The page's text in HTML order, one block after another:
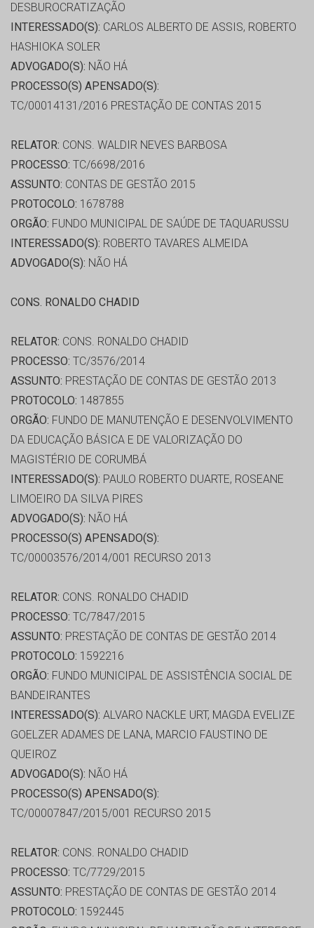
DESBUROCRATIZAÇÃO
INTERESSADO(S): CARLOS ALBERTO DE ASSIS, ROBERTO
HASHIOKA SOLER
ADVOGADO(S): NÃO HÁ
PROCESSO(S) APENSADO(S):
TC/00014131/2016 PRESTAÇÃO DE CONTAS 2015
RELATOR: CONS. WALDIR NEVES BARBOSA
PROCESSO: TC/6698/2016
ASSUNTO: CONTAS DE GESTÃO 2015
PROTOCOLO: 1678788
ORGÃO: FUNDO MUNICIPAL DE SAÚDE DE TAQUARUSSU
INTERESSADO(S): ROBERTO TAVARES ALMEIDA
ADVOGADO(S): NÃO HÁ
CONS. RONALDO CHADID
RELATOR: CONS. RONALDO CHADID
PROCESSO: TC/3576/2014
ASSUNTO: PRESTAÇÃO DE CONTAS DE GESTÃO 2013
PROTOCOLO: 1487855
ORGÃO: FUNDO DE MANUTENÇÃO E DESENVOLVIMENTO
DA EDUCAÇÃO BÁSICA E DE VALORIZAÇÃO DO
MAGISTÉRIO DE CORUMBÁ
INTERESSADO(S): PAULO ROBERTO DUARTE, ROSEANE
LIMOEIRO DA SILVA PIRES
ADVOGADO(S): NÃO HÁ
PROCESSO(S) APENSADO(S):
TC/00003576/2014/001 RECURSO 2013
RELATOR: CONS. RONALDO CHADID
PROCESSO: TC/7847/2015
ASSUNTO: PRESTAÇÃO DE CONTAS DE GESTÃO 2014
PROTOCOLO: 1592216
ORGÃO: FUNDO MUNICIPAL DE ASSISTÊNCIA SOCIAL DE
BANDEIRANTES
INTERESSADO(S): ALVARO NACKLE URT, MAGDA EVELIZE
GOELZER ADAMES DE LANA, MARCIO FAUSTINO DE
QUEIROZ
ADVOGADO(S): NÃO HÁ
PROCESSO(S) APENSADO(S):
TC/00007847/2015/001 RECURSO 2015
RELATOR: CONS. RONALDO CHADID
PROCESSO: TC/7729/2015
ASSUNTO: PRESTAÇÃO DE CONTAS DE GESTÃO 2014
PROTOCOLO: 1592445